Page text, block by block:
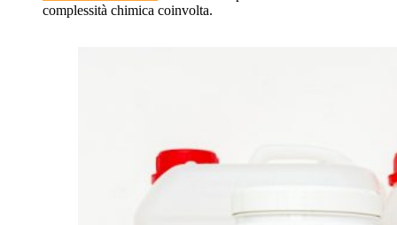
complessità chimica coinvolta.